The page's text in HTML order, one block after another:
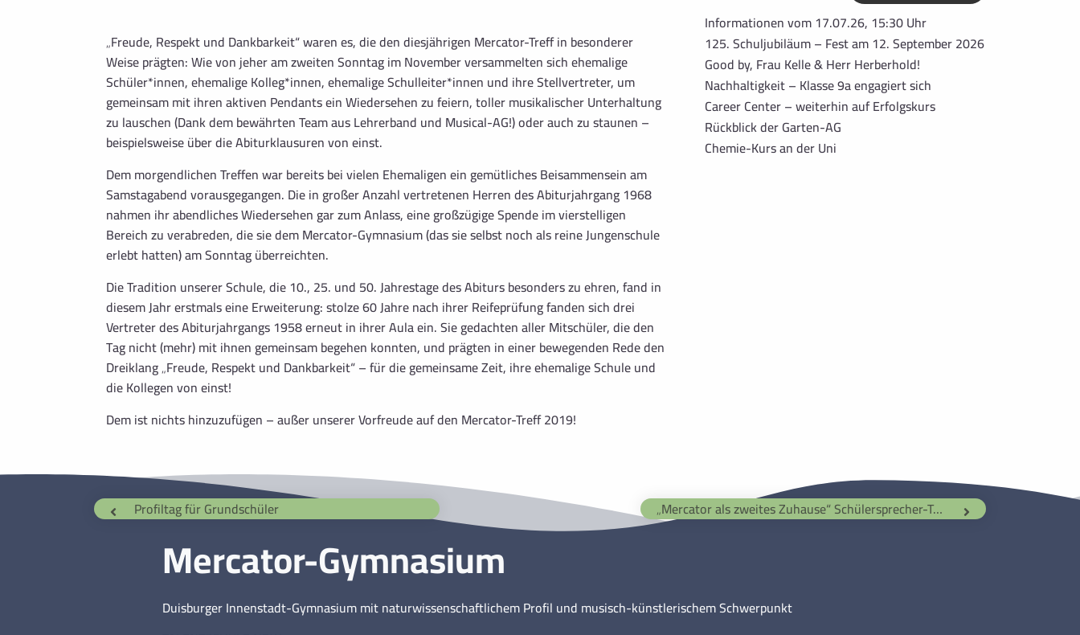
„Freude, Respekt und Dankbarkeit“ waren es, die den diesjährigen Mercator-Treff in besonderer
Weise prägten: Wie von jeher am zweiten Sonntag im November versammelten sich ehemalige
Schüler*innen, ehemalige Kolleg*innen, ehemalige Schulleiter*innen und ihre Stellvertreter, um
gemeinsam mit ihren aktiven Pendants ein Wiedersehen zu feiern, toller musikalischer Unterhaltung
zu lauschen (Dank dem bewährten Team aus Lehrerband und Musical-AG!) oder auch zu staunen –
beispielsweise über die Abiturklausuren von einst.
Dem morgendlichen Treffen war bereits bei vielen Ehemaligen ein gemütliches Beisammensein am
Samstagabend vorausgegangen. Die in großer Anzahl vertretenen Herren des Abiturjahrgang 1968
nahmen ihr abendliches Wiedersehen gar zum Anlass, eine großzügige Spende im vierstelligen
Bereich zu verabreden, die sie dem Mercator-Gymnasium (das sie selbst noch als reine Jungenschule
erlebt hatten) am Sonntag überreichten.
Die Tradition unserer Schule, die 10., 25. und 50. Jahrestage des Abiturs besonders zu ehren, fand in
diesem Jahr erstmals eine Erweiterung: stolze 60 Jahre nach ihrer Reifeprüfung fanden sich drei
Vertreter des Abiturjahrgangs 1958 erneut in ihrer Aula ein. Sie gedachten aller Mitschüler, die den
Tag nicht (mehr) mit ihnen gemeinsam begehen konnten, und prägten in einer bewegenden Rede den
Dreiklang „Freude, Respekt und Dankbarkeit“ – für die gemeinsame Zeit, ihre ehemalige Schule und
die Kollegen von einst!
Dem ist nichts hinzuzufügen – außer unserer Vorfreude auf den Mercator-Treff 2019!
Informationen vom 17.07.26, 15:30 Uhr
125. Schuljubiläum – Fest am 12. September 2026
Good by, Frau Kelle & Herr Herberhold!
Nachhaltigkeit – Klasse 9a engagiert sich
Career Center – weiterhin auf Erfolgskurs
Rückblick der Garten-AG
Chemie-Kurs an der Uni
Profiltag für Grundschüler „Mercator als zweites Zuhause“ Schülersprecher-Team besucht 5a
Mercator-Gymnasium
Duisburger Innenstadt-Gymnasium mit naturwissenschaftlichem Profil und musisch-künstlerischem Schwerpunkt